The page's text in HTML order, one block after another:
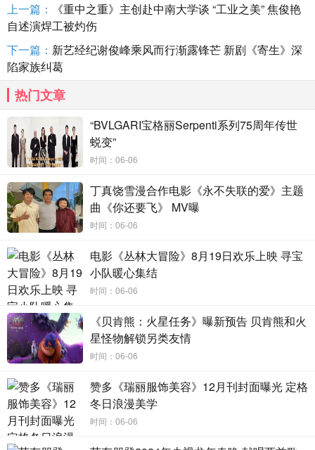
虽然“数字时装”“虚拟时装”“虚拟时尚”等诸多理念是伴随
着“元宇宙”的兴起而进入公众的视野。但作为中国时尚界的翘
楚，一直秉持着“环保”原则的张驰，早在2018年至2019年海
洋危机期间即萌生了“虚拟时尚”的概念，并由此创立
METACHI数字时装品牌。数年深耕的积淀，到雨后春笋般崛
起的虚拟时装作品，也让张驰和METACHI在虚拟时尚领域名
声大噪，成为了中国乃至世界范围内的权威代表；从最初
的“最终幻想”系列虚拟时装作品，到“青梦灵蝶”、“三生宇
宙”，再到此次发布的作品“只此青花浓”，张驰每一次所带来
的作品不仅惊艳，也对虚拟时尚的理念发起了诠释和冲击。
“时尚的过度生产和过度消费是造成污染的主要因素之
一。数字服装最大限度地减少碳排放和消除生产和使用过程
中的废物和化学品……我们希望通过我们的努力到2025年全
球1%的时装数字化，为时尚产业创造第二次生命。”
正如张驰在微博中的阐述，环保是设计师张驰的毕生追求。
虚拟时尚领域占领高地的张驰，践行环保理念的同时，也在
向着“数字高定”的创作发起新一轮攀登，期待他未来更加优秀
的虚拟时尚作品！
上一篇：
《重中之重》主创赴中南大学谈 “工业之美” 焦俊艳
自述演焊工被灼伤
下一篇： 新艺经纪谢俊峰乘风而行渐露锋芒 新剧《寄生》深
陷家族纠葛
热门文章
“BVLGARI宝格丽Serpenti系列75周年传世
蜕变”
时间：06-06
丁真饶雪漫合作电影《永不失联的爱》主题
曲《你还要飞》 MV曝
时间：06-06
电影《丛林大冒险》8月19日欢乐上映 寻宝
小队暖心集结
时间：06-06
《贝肯熊：火星任务》曝新预告 贝肯熊和火
星怪物解锁另类友情
时间：06-06
赞多《瑞丽服饰美容》12月刊封面曝光 定格
冬日浪漫美学
时间：06-06